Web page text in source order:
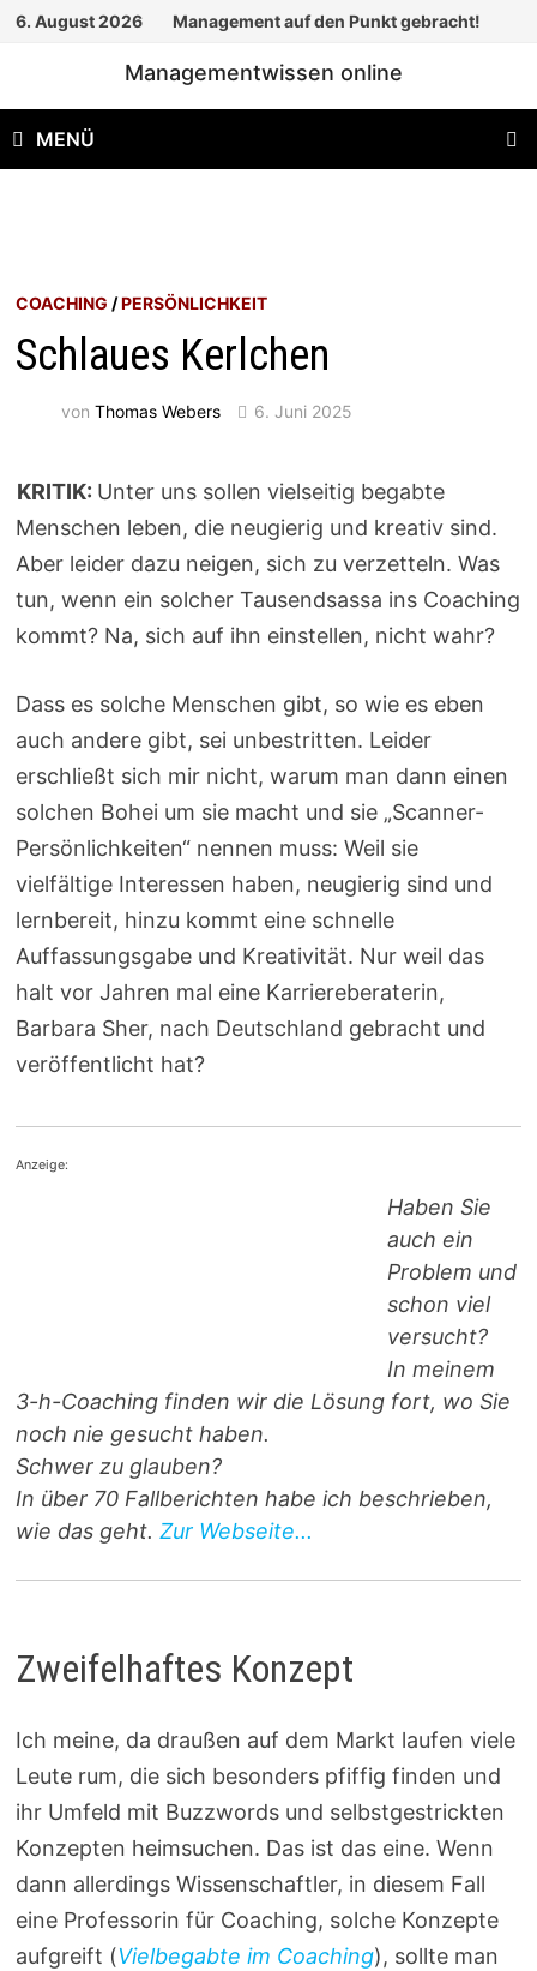
Zum
6. August 2026 Management auf den Punkt gebracht!
Managementwissen online
MENÜ
COACHING /PERSÖNLICHKEIT
Schlaues Kerlchen
vonThomas Webers 6. Juni 2025
KRITIK: Unter uns sollen vielseitig begabte
Menschen leben, die neugierig und kreativ sind.
Aber leider dazu neigen, sich zu verzetteln. Was
tun, wenn ein solcher Tausendsassa ins Coaching
kommt? Na, sich auf ihn einstellen, nicht wahr?
Dass es solche Menschen gibt, so wie es eben
auch andere gibt, sei unbestritten. Leider
erschließt sich mir nicht, warum man dann einen
solchen Bohei um sie macht und sie „Scanner-
Persönlichkeiten“ nennen muss: Weil sie
vielfältige Interessen haben, neugierig sind und
lernbereit, hinzu kommt eine schnelle
Auffassungsgabe und Kreativität. Nur weil das
halt vor Jahren mal eine Karriereberaterin,
Barbara Sher, nach Deutschland gebracht und
veröffentlicht hat?
Anzeige:
Haben Sie
auch ein
Problem und
schon viel
versucht?
In meinem
3-h-Coaching finden wir die Lösung fort, wo Sie
noch nie gesucht haben.
Schwer zu glauben?
In über 70 Fallberichten habe ich beschrieben,
wie das geht.Zur Webseite...
Zweifelhaftes Konzept
Ich meine, da draußen auf dem Markt laufen viele
Leute rum, die sich besonders pfiffig finden und
ihr Umfeld mit Buzzwords und selbstgestrickten
Konzepten heimsuchen. Das ist das eine. Wenn
dann allerdings Wissenschaftler, in diesem Fall
eine Professorin für Coaching, solche Konzepte
aufgreift (Vielbegabte im Coaching), sollte man